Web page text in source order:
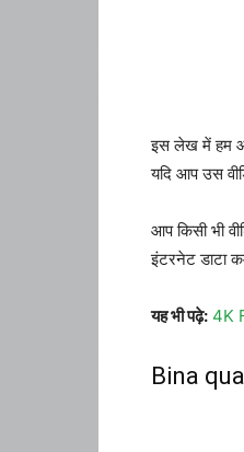
इस लेख में हम
यदि आप उस
आप किसी भी
इंटरनेट डाटा
यह भी पढ़े: 4K
Bina